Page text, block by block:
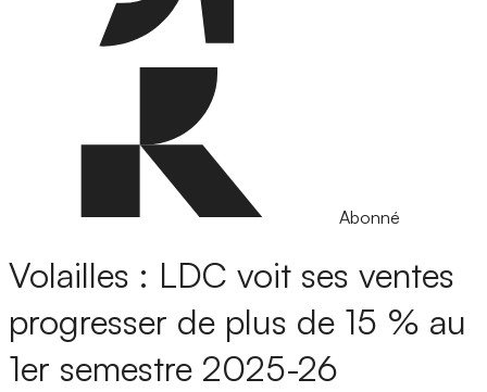
Abonné
Volailles : LDC voit ses ventes
progresser de plus de 15 % au
1er semestre 2025-26